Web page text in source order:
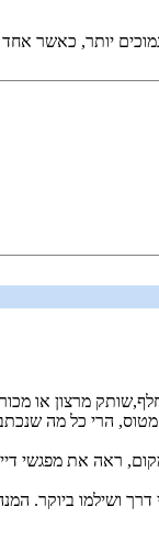
נמוכים יותר, כאשר
מרצון או
כל מה שנכתב
ראה את מפגשי
ושילמו ביוקר.